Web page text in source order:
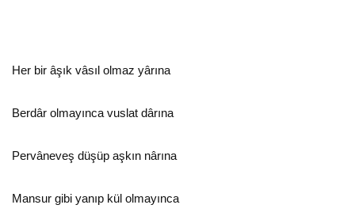
Her bir âşık vâsıl olmaz yârına
Berdâr olmayınca vuslat dârına
Pervâneveş düşüp aşkın nârına
Mansur gibi yanıp kül olmayınca